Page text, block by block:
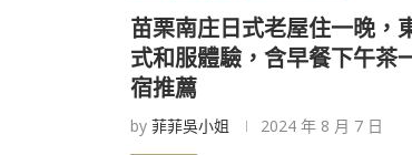
苗栗南庄日式老屋住一晚，
式和服體驗，含早餐下午茶
宿推薦
by 菲菲吳小姐 2024 年 8 月 7 日